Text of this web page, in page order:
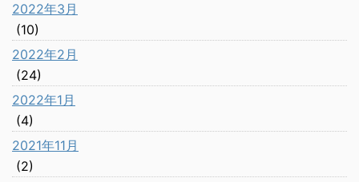
2022年3月
(10)
2022年2月
(24)
2022年1月
(4)
2021年11月
(2)